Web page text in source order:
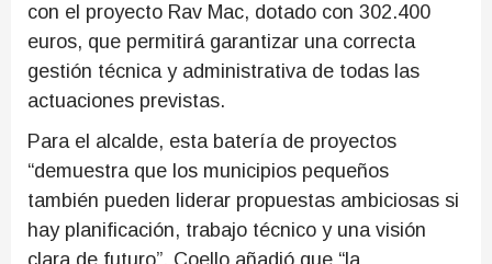
con el proyecto Rav Mac, dotado con 302.400
euros, que permitirá garantizar una correcta
gestión técnica y administrativa de todas las
actuaciones previstas.
Para el alcalde, esta batería de proyectos
“demuestra que los municipios pequeños
también pueden liderar propuestas ambiciosas si
hay planificación, trabajo técnico y una visión
clara de futuro”. Coello añadió que “la